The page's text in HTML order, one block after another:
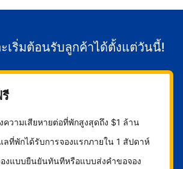
เริ่มต้อนรับลูกค้าได้ตั้งแต่วันนี้!
ความเสียหายต่อที่พักสูงสุดถึง $1 ล้าน
ลที่พักได้รับการจองแรกภายใน 1 สัปดาห์
องแบบยืนยันทันทีหรือแบบส่งคำขอจอง